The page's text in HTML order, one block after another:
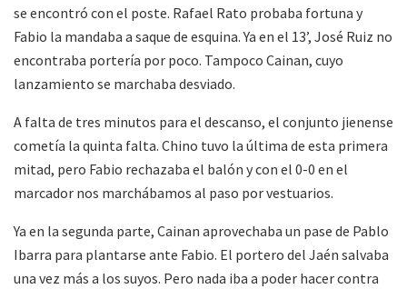
se encontró con el poste. Rafael Rato probaba fortuna y
Fabio la mandaba a saque de esquina. Ya en el 13’, José Ruiz no
encontraba portería por poco. Tampoco Cainan, cuyo
lanzamiento se marchaba desviado.
A falta de tres minutos para el descanso, el conjunto jienense
cometía la quinta falta. Chino tuvo la última de esta primera
mitad, pero Fabio rechazaba el balón y con el 0-0 en el
marcador nos marchábamos al paso por vestuarios.
Ya en la segunda parte, Cainan aprovechaba un pase de Pablo
Ibarra para plantarse ante Fabio. El portero del Jaén salvaba
una vez más a los suyos. Pero nada iba a poder hacer contra